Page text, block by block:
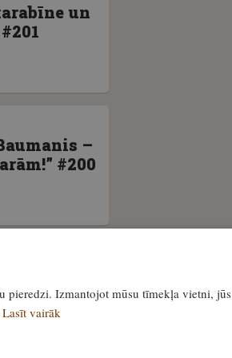
un
–
#200
30-06
pieredzi. Izmantojot mūsu tīmekļa vietni, jūs
Lasīt vairāk